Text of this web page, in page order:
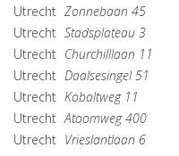
Utrecht Zonnebaan 45
Utrecht Stadsplateau 3
Utrecht Churchilllaan 11
Utrecht Daalsesingel 51
Utrecht Kobaltweg 11
Utrecht Atoomweg 400
Utrecht Vrieslantlaan 6